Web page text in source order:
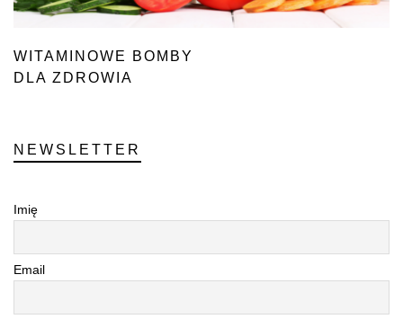
WITAMINOWE BOMBY
DLA ZDROWIA
NEWSLETTER
Imię
Email